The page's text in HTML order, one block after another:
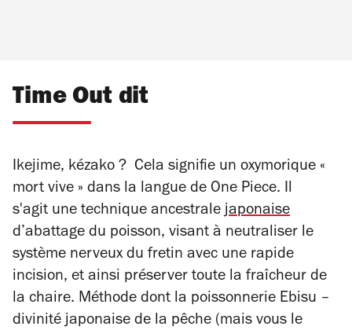
Time Out dit
Ikejime, kézako ? Cela signifie un oxymorique «
mort vive » dans la langue de One Piece. Il
s'agit une technique ancestralejaponaise
d’abattage du poisson, visant à neutraliser le
système nerveux du fretin avec une rapide
incision, et ainsi préserver toute la fraîcheur de
la chaire. Méthode dont la poissonnerie Ebisu –
divinité japonaise de la pêche (mais vous le